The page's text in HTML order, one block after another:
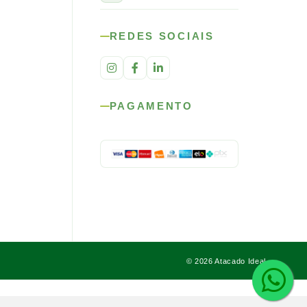
REDES SOCIAIS
PAGAMENTO
© 2026 Atacado Ideal